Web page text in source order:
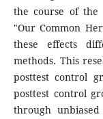
the course of
"Our Common
these effects
methods. This
posttest control
posttest control
through